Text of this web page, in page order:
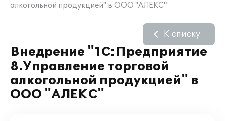
алкогольной продукцией" в ООО "АЛЕКС"
Внедрение "1С:Предприятие
8.Управление торговой
алкогольной продукцией" в
ООО "АЛЕКС"
К списку